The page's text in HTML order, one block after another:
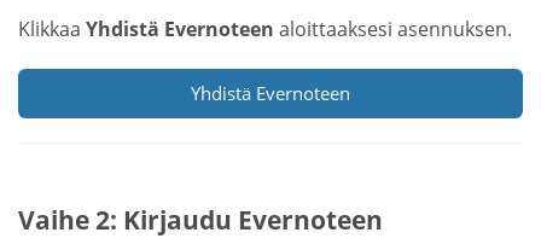
Klikkaa Yhdistä Evernoteen aloittaaksesi asennuksen.
Yhdistä Evernoteen
Vaihe 2: Kirjaudu Evernoteen